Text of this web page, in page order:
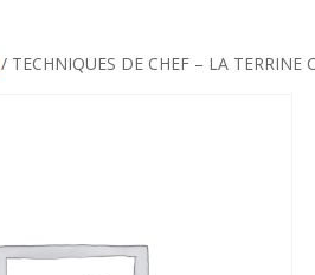
/ TECHNIQUES DE CHEF – LA TERRINE